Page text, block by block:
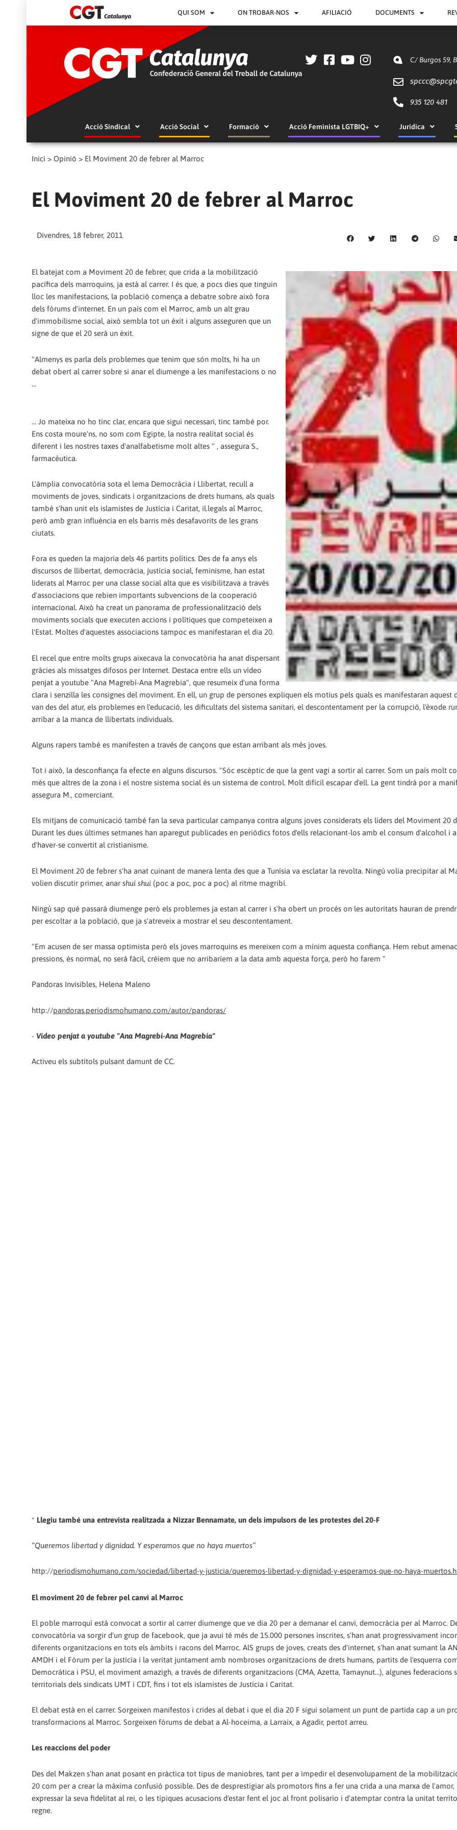
QUI SOM ON TROBAR-NOS AFILIACIÓ DOCUMENTS
C/ Burgos 59,
spccc@
935 120 481
Acció Sindical Acció Social Formació Acció Feminista LGTBIQ+ Jurídica
Inici > Opinió > El Moviment 20 de febrer al Marroc
El Moviment 20 de febrer al Marroc
Divendres, 18 febrer, 2011
El batejat com a Moviment 20 de febrer, que crida a la mobilització
pacífica dels marroquins, ja està al carrer. I és que, a pocs dies que tinguin
lloc les manifestacions, la població comença a debatre sobre això fora
dels fòrums d'internet. En un país com el Marroc, amb un alt grau
d'immobilisme social, això sembla tot un èxit i alguns asseguren que un
signe de que el 20 serà un èxit.
"Almenys es parla dels problemes que tenim que són molts, hi ha un
debat obert al carrer sobre si anar el diumenge a les manifestacions o no
...
... Jo mateixa no ho tinc clar, encara que sigui necessari, tinc també por.
Ens costa moure'ns, no som com Egipte, la nostra realitat social és
diferent i les nostres taxes d'analfabetisme molt altes " , assegura S.,
farmacèutica.
L'àmplia convocatòria sota el lema Democràcia i Llibertat, recull a
moviments de joves, sindicats i organitzacions de drets humans, als quals
també s'han unit els islamistes de Justícia i Caritat, il.legals al Marroc,
però amb gran influència en els barris més desafavorits de les grans
ciutats.
Fora es queden la majoria dels 46 partits polítics. Des de fa anys els
discursos de llibertat, democràcia, justícia social, feminisme, han estat
liderats al Marroc per una classe social alta que es visibilitzava a través
d'associacions que rebien importants subvencions de la cooperació
internacional. Això ha creat un panorama de professionalització dels
moviments socials que executen accions i polítiques que competeixen a
l'Estat. Moltes d'aquestes associacions tampoc es manifestaran el dia 20.
El recel que entre molts grups aixecava la convocatòria ha anat dispersant
gràcies als missatges difosos per Internet. Destaca entre ells un vídeo
penjat a youtube "Ana Magrebí-Ana Magrebia", que resumeix d'una forma
clara i senzilla les consignes del moviment. En ell, un grup de persones expliquen els motius pels quals es manifestaran aquest
van des del atur, els problemes en l'educació, les dificultats del sistema sanitari, el descontentament per la corrupció, l'èxode
arribar a la manca de llibertats individuals.
Alguns rapers també es manifesten a través de cançons que estan arribant als més joves.
Tot i això, la desconfiança fa efecte en alguns discursos. "Sóc escèptic de que la gent vagi a sortir al carrer. Som un país molt
més que altres de la zona i el nostre sistema social és un sistema de control. Molt difícil escapar d'ell. La gent tindrà por a
assegura M., comerciant.
Els mitjans de comunicació també fan la seva particular campanya contra alguns joves considerats els líders del Moviment 20
Durant les dues últimes setmanes han aparegut publicades en periòdics fotos d'ells relacionant-los amb el consum d'alcohol i
d'haver-se convertit al cristianisme.
El Moviment 20 de febrer s'ha anat cuinant de manera lenta des que a Tunísia va esclatar la revolta. Ningú volia precipitar al
volien discutir primer, anar shui shui (poc a poc, poc a poc) al ritme magribí.
Ningú sap què passarà diumenge però els problemes ja estan al carrer i s'ha obert un procés on les autoritats hauran de
per escoltar a la població, que ja s'atreveix a mostrar el seu descontentament.
"Em acusen de ser massa optimista però els joves marroquins es mereixen com a mínim aquesta confiança. Hem rebut
pressions, és normal, no serà fàcil, crèiem que no arribaríem a la data amb aquesta força, però ho farem "
Pandoras Invisibles, Helena Maleno
http://pandoras.periodismohumano.com/autor/pandoras/
- Vídeo penjat a youtube "Ana Magrebí-Ana Magrebia"
Activeu els subtítols pulsant damunt de CC.
* Llegiu també una entrevista realitzada a Nizzar Bennamate, un dels impulsors de les protestes del 20-F
“Queremos libertad y dignidad. Y esperamos que no haya muertos”
http://periodismohumano.com/sociedad/libertad-y-justicia/queremos-libertad-y-dignidad-y-esperamos-que-no-haya-
El moviment 20 de febrer pel canvi al Marroc
El poble marroquí està convocat a sortir al carrer diumenge que ve dia 20 per a demanar el canvi, democràcia per al Marroc.
convocatòria va sorgir d'un grup de facebook, que ja avui té més de 15.000 persones inscrites, s'han anat progressivament
diferents organitzacions en tots els àmbits i racons del Marroc. AlS grups de joves, creats des d'internet, s'han anat sumant la
AMDH i el Fòrum per la justícia i la veritat juntament amb nombroses organitzacions de drets humans, partits de l'esquerra
Democràtica i PSU, el moviment amazigh, a través de diferents organitzacions (CMA, Azetta, Tamaynut…), algunes federacions
territorials dels sindicats UMT i CDT, fins i tot els islamistes de Justícia i Caritat.
El debat està en el carrer. Sorgeixen manifestos i crides al debat i que el dia 20 F sigui solament un punt de partida cap a un
transformacions al Marroc. Sorgeixen fòrums de debat a Al-hoceima, a Larraix, a Agadir, pertot arreu.
Les reaccions del poder
Des del Makzen s'han anat posant en pràctica tot tipus de maniobres, tant per a impedir el desenvolupament de la
20 com per a crear la màxima confusió possible. Des de desprestigiar als promotors fins a fer una crida a una marxa de l'amor,
expressar la seva fidelitat al rei, o les típiques acusacions d'estar fent el joc al front polisario i d'atemptar contra la unitat
regne.